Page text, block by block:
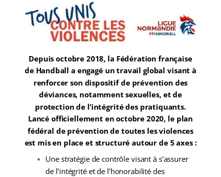
Depuis octobre 2018, la Fédération française
de Handball a engagé un travail global visant à
renforcer son dispositif de prévention des
déviances, notamment sexuelles, et de
protection de l’intégrité des pratiquants.
Lancé officiellement en octobre 2020, le plan
fédéral de prévention de toutes les violences
est mis en place et structuré autour de 5 axes :
Une stratégie de contrôle visant à s’assurer
de l’intégrité et de l’honorabilité des